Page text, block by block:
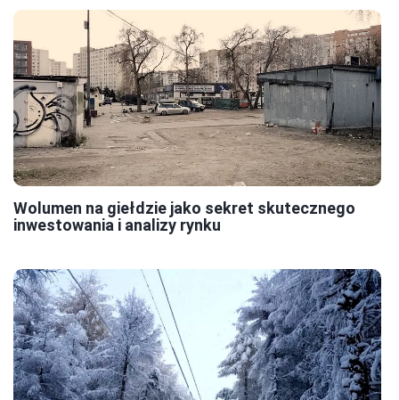
Wolumen na giełdzie jako sekret skutecznego
inwestowania i analizy rynku